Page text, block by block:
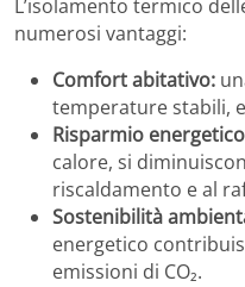
L’isolamento termico
numerosi vantaggi:
Comfort abitativo:
temperature stabili,
Risparmio
calore, si
riscaldamento e al
Sostenibilità
energetico
emissioni di CO₂.